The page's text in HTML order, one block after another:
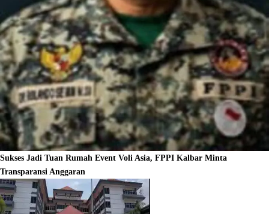
Sukses Jadi Tuan Rumah Event Voli Asia, FPPI Kalbar Minta
Transparansi Anggaran